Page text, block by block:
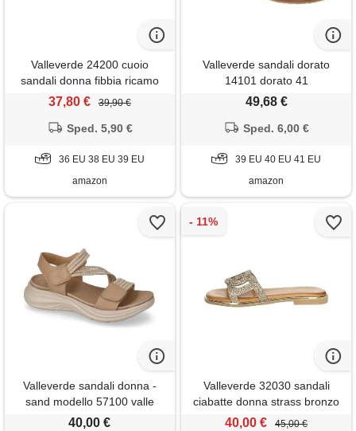
Valleverde 24200 cuoio
sandali donna fibbia ricamo
pelle zeppetta incrocio 38
37,80 € 39,90 €
Sped. 5,90 €
36 EU 38 EU 39 EU
amazon
Valleverde sandali dorato
14101 dorato 41
49,68 €
Sped. 6,00 €
39 EU 40 EU 41 EU
amazon
Valleverde sandali donna -
sand modello 57100 valle
verde sandali donna -
40,00 €
Valleverde 32030 sandali
ciabatte donna strass bronzo
tacco grosso 1cm suola
40,00 € 45,00 €